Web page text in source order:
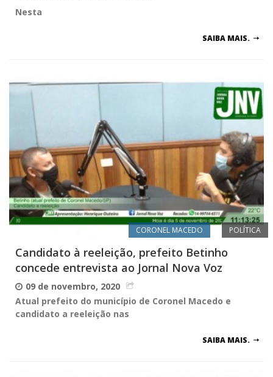
Nesta
SAIBA MAIS.
CORONEL MACEDO POLÍTICA
Candidato à reeleição, prefeito Betinho
concede entrevista ao Jornal Nova Voz
09 de novembro, 2020
Atual prefeito do município de Coronel Macedo e
candidato a reeleição nas
SAIBA MAIS.